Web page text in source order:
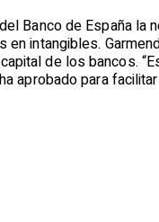
Banco de España
intangibles.
de los bancos.
aprobado para